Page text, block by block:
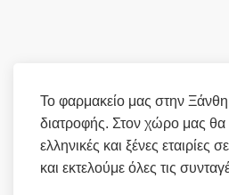
Το φαρμακείο μας στην
διατροφής. Στον χώρο μας θα
ελληνικές και ξένες
και εκτελούμε όλες τις